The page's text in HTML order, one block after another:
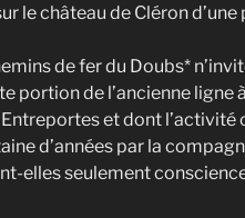
le château de Cléron
de fer du Doubs*
portion de l’ancienne
et dont l’activité
d’années par la
elles seulement